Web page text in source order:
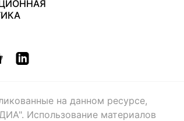
на данном ресурсе,
Использование материалов